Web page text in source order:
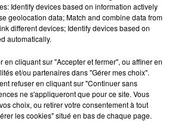
FACE À SOCHAUX, UNE
POUR NOS VERTS ?
Identify devices based on information actively
geolocation data; Match and combine data from
different devices; Identify devices based on
automatically.
en cliquant sur "Accepter et fermer", ou affiner en
et/ou partenaires dans "Gérer mes choix".
refuser en cliquant sur "Continuer sans
ne s'appliqueront que pour ce site. Vous
choix, ou retirer votre consentement à tout
les cookies" situé en bas de chaque page.